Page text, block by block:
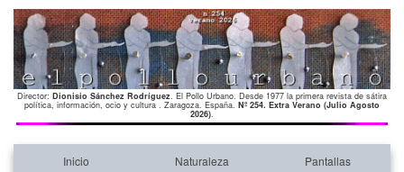
Director: Dionisio Sánchez Rodríguez. El Pollo Urbano. Desde 1977 la primera revista de sátira
política, información, ocio y cultura . Zaragoza. España. Nº 254. Extra Verano (Julio Agosto
2026).
Inicio Naturaleza Pantallas